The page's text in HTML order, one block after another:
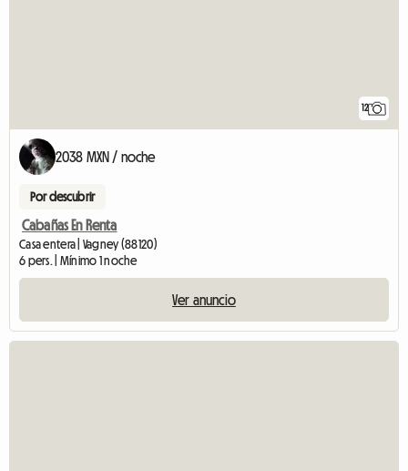
12
2038 MXN / noche
Por descubrir
Cabañas En Renta
Casa entera | Vagney (88120)
6 pers. | Mínimo 1 noche
Ver anuncio